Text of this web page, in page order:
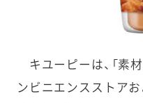
キユーピーは、「素
ンビニエンスストア